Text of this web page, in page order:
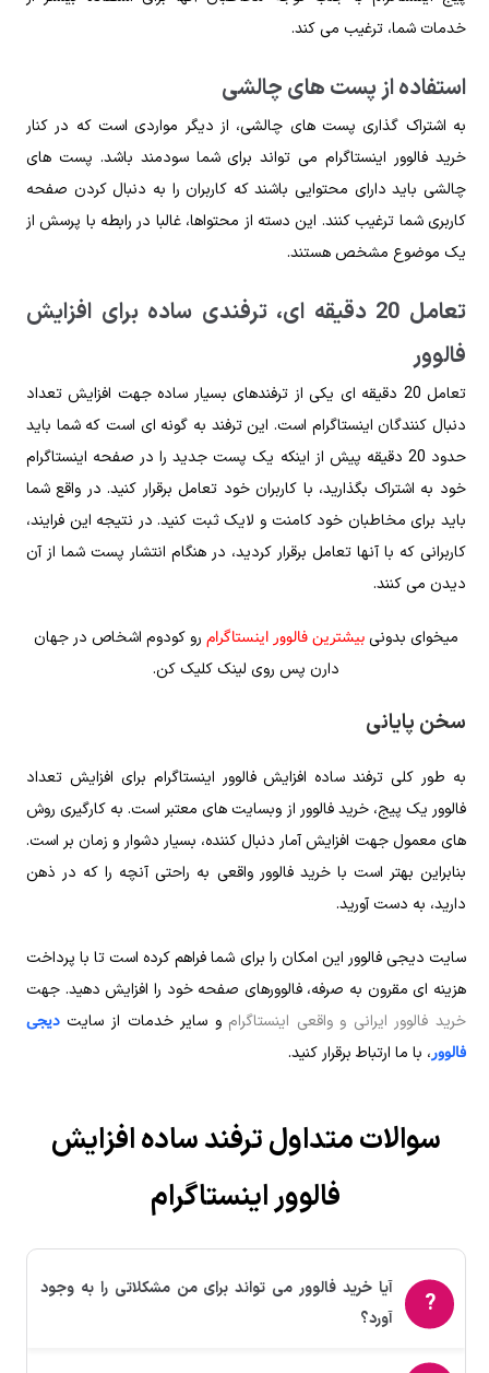
خدمات شما، ترغیب می کند.
استفاده از پست های چالشی
به اشتراک گذاری پست های چالشی، از دیگر مواردی است که در کنار
خرید فالوور اینستاگرام می تواند برای شما سودمند باشد. پست های
چالشی باید دارای محتوایی باشند که کاربران را به دنبال کردن صفحه
کاربری شما ترغیب کنند. این دسته از محتواها، غالبا در رابطه با پرسش از
یک موضوع مشخص هستند.
تعامل 20 دقیقه ای، ترفندی ساده برای افزایش
فالوور
تعامل 20 دقیقه ای یکی از ترفندهای بسیار ساده جهت افزایش تعداد
دنبال کنندگان اینستاگرام است. این ترفند به گونه ای است که شما باید
حدود 20 دقیقه پیش از اینکه یک پست جدید را در صفحه اینستاگرام
خود به اشتراک بگذارید، با کاربران خود تعامل برقرار کنید. در واقع شما
باید برای مخاطبان خود کامنت و لایک ثبت کنید. در نتیجه این فرایند،
کاربرانی که با آنها تعامل برقرار کردید، در هنگام انتشار پست شما از آن
دیدن می کنند.
میخوای بدونیبیشترین فالوور اینستاگرام رو کودوم اشخاص در جهان
دارن پس روی لینک کلیک کن.
سخن پایانی
به طور کلی ترفند ساده افزایش فالوور اینستاگرام برای افزایش تعداد
فالوور یک پیج، خرید فالوور از وبسایت های معتبر است. به کارگیری روش
های معمول جهت افزایش آمار دنبال کننده، بسیار دشوار و زمان بر است.
بنابراین بهتر است با خرید فالوور واقعی به راحتی آنچه را که در ذهن
دارید، به دست آورید.
سایت دیجی فالوور این امکان را برای شما فراهم کرده است تا با پرداخت
هزینه ای مقرون به صرفه، فالوورهای صفحه خود را افزایش دهید. جهت
خرید فالوور ایرانی و واقعی اینستاگرامو سایر خدمات از سایتدیجی
فالوور، با ما ارتباط برقرار کنید.
سوالات متداول ترفند ساده افزایش
فالوور اینستاگرام
آیا خرید فالوور می تواند برای من مشکلاتی را به وجود
آورد؟